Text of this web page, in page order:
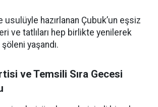
usulüyle hazırlanan Çubuk’un eşsiz
ve tatlıları hep birlikte yenilerek
yaşandı.
ve Temsili Sıra Gecesi